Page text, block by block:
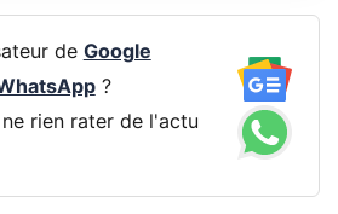
de Google
?
rien rater de l'actu